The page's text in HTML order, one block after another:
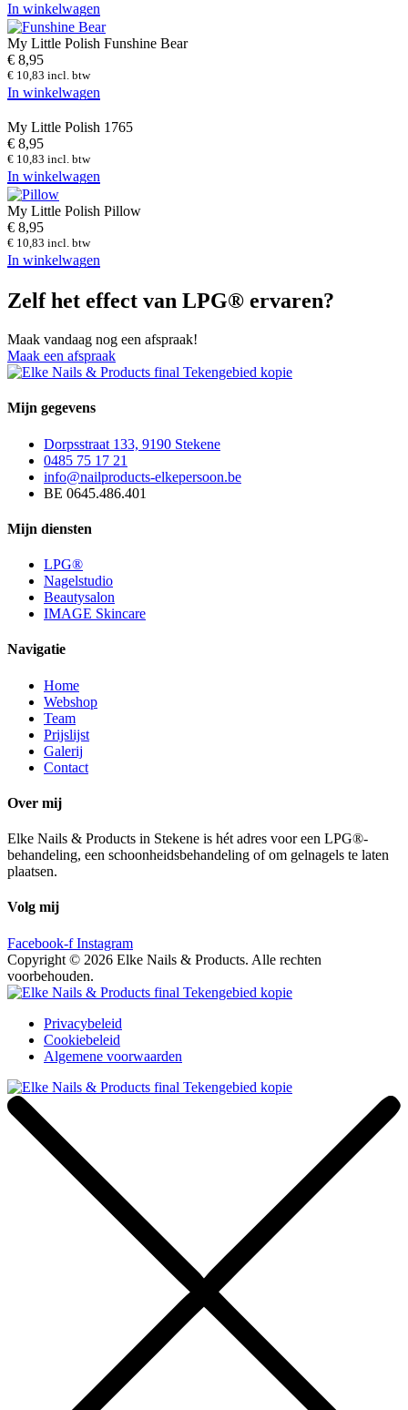
In winkelwagen
My Little Polish Funshine Bear
€ 8,95
€ 10,83 incl. btw
In winkelwagen
My Little Polish 1765
€ 8,95
€ 10,83 incl. btw
In winkelwagen
My Little Polish Pillow
€ 8,95
€ 10,83 incl. btw
In winkelwagen
Zelf het effect van LPG® ervaren?
Maak vandaag nog een afspraak!
Maak een afspraak
Mijn gegevens
Dorpsstraat 133, 9190 Stekene
0485 75 17 21
info@nailproducts-elkepersoon.be
BE 0645.486.401
Mijn diensten
LPG®
Nagelstudio
Beautysalon
IMAGE Skincare
Navigatie
Home
Webshop
Team
Prijslijst
Galerij
Contact
Over mij
Elke Nails & Products in Stekene is hét adres voor een LPG®-
behandeling, een schoonheidsbehandeling of om gelnagels te laten
plaatsen.
Volg mij
Facebook-f Instagram
Copyright © 2026 Elke Nails & Products. Alle rechten
voorbehouden.
Privacybeleid
Cookiebeleid
Algemene voorwaarden